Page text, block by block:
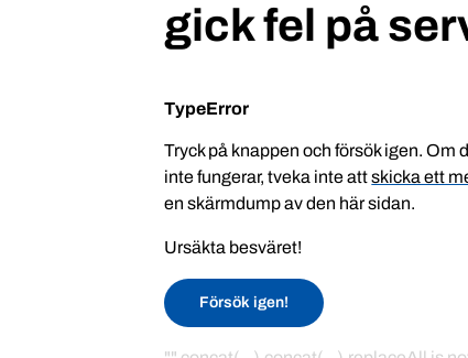
gick fel på
TypeError
Tryck på knappen och försök igen. Om
inte fungerar, tveka inte attskicka ett
en skärmdump av den här sidan.
Ursäkta besväret!
Försök igen!